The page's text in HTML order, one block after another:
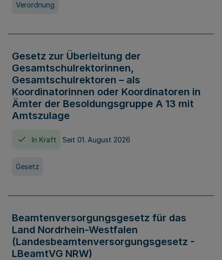
Verordnung
Gesetz zur Überleitung der
Gesamtschulrektorinnen,
Gesamtschulrektoren – als
Koordinatorinnen oder Koordinatoren in
Ämter der Besoldungsgruppe A 13 mit
Amtszulage
In Kraft Seit 01. August 2026
Gesetz
Beamtenversorgungsgesetz für das
Land Nordrhein-Westfalen
(Landesbeamtenversorgungsgesetz -
LBeamtVG NRW)